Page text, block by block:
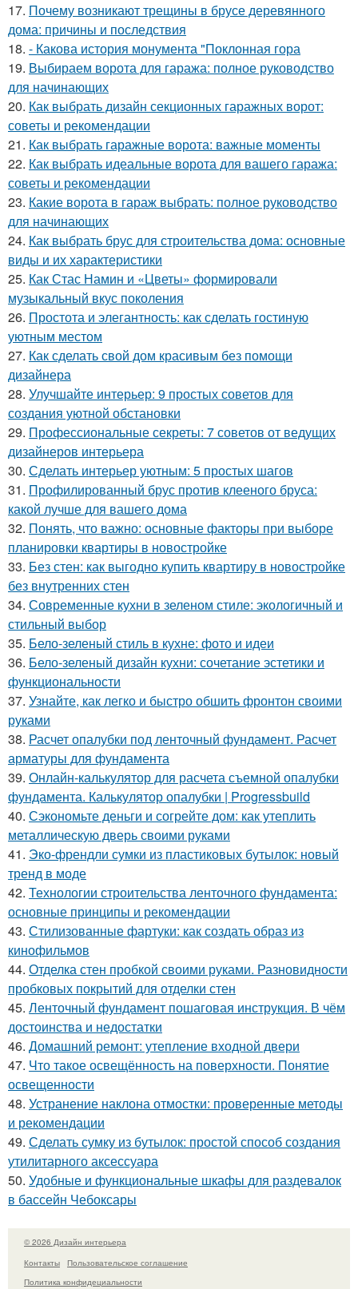
17. Почему возникают трещины в брусе деревянного
дома: причины и последствия
18. - Какова история монумента "Поклонная гора
19. Выбираем ворота для гаража: полное руководство
для начинающих
20. Как выбрать дизайн секционных гаражных ворот:
советы и рекомендации
21. Как выбрать гаражные ворота: важные моменты
22. Как выбрать идеальные ворота для вашего гаража:
советы и рекомендации
23. Какие ворота в гараж выбрать: полное руководство
для начинающих
24. Как выбрать брус для строительства дома: основные
виды и их характеристики
25. Как Стас Намин и «Цветы» формировали
музыкальный вкус поколения
26. Простота и элегантность: как сделать гостиную
уютным местом
27. Как сделать свой дом красивым без помощи
дизайнера
28. Улучшайте интерьер: 9 простых советов для
создания уютной обстановки
29. Профессиональные секреты: 7 советов от ведущих
дизайнеров интерьера
30. Сделать интерьер уютным: 5 простых шагов
31. Профилированный брус против клееного бруса:
какой лучше для вашего дома
32. Понять, что важно: основные факторы при выборе
планировки квартиры в новостройке
33. Без стен: как выгодно купить квартиру в новостройке
без внутренних стен
34. Современные кухни в зеленом стиле: экологичный и
стильный выбор
35. Бело-зеленый стиль в кухне: фото и идеи
36. Бело-зеленый дизайн кухни: сочетание эстетики и
функциональности
37. Узнайте, как легко и быстро обшить фронтон своими
руками
38. Расчет опалубки под ленточный фундамент. Расчет
арматуры для фундамента
39. Онлайн-калькулятор для расчета съемной опалубки
фундамента. Калькулятор опалубки | Progressbuild
40. Сэкономьте деньги и согрейте дом: как утеплить
металлическую дверь своими руками
41. Эко-френдли сумки из пластиковых бутылок: новый
тренд в моде
42. Технологии строительства ленточного фундамента:
основные принципы и рекомендации
43. Стилизованные фартуки: как создать образ из
кинофильмов
44. Отделка стен пробкой своими руками. Разновидности
пробковых покрытий для отделки стен
45. Ленточный фундамент пошаговая инструкция. В чём
достоинства и недостатки
46. Домашний ремонт: утепление входной двери
47. Что такое освещённость на поверхности. Понятие
освещенности
48. Устранение наклона отмостки: проверенные методы
и рекомендации
49. Сделать сумку из бутылок: простой способ создания
утилитарного аксессуара
50. Удобные и функциональные шкафы для раздевалок
в бассейн Чебоксары
© 2026 Дизайн интерьера
Контакты
Пользовательское соглашение
Политика конфидециальности